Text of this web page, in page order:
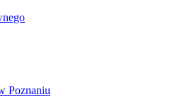
Poznaniu